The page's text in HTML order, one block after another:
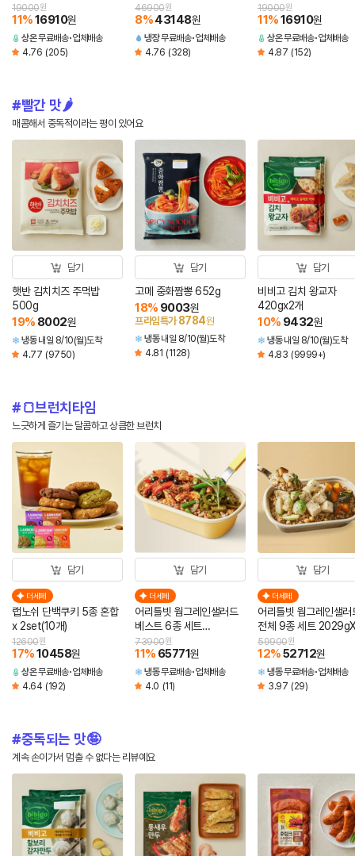
11%16910원
19000원
상온무료배송 업체배송
4.76 (205)
8%43148원
46900원
냉장무료배송 업체배송
4.76 (328)
11%16910원
19000원
상온무료배송 업체배송
4.87 (152)
빨간 맛🌶️
매콤해서 중독적이라는 평이 있어요
담기
19% 8002원
햇반 김치치즈 주먹밥
500g
냉동 내일 8/10(월)도착
4.77 (9750)
담기
18% 9003원
프라임특가 8784원
고메 중화짬뽕 652g
냉동 내일 8/10(월)도착
4.81 (1128)
담기
10% 9432원
비비고 김치 왕교자
420gx2개
냉동 내일 8/10(월)도착
4.83 (9999+)
🍞브런치타임
느긋하게 즐기는 달콤하고 상큼한 브런치
담기
더세페
랩노쉬 단백쿠키 5종 혼합
x 2set(10개)
17%10458원
12600원
상온무료배송 업체배송
4.64 (192)
담기
더세페
어리틀빗 웜그레인샐러드
베스트 6종 세트
1257gX2개 (총12개)
11% 65771원
73900원
냉동무료배송 업체배송
4.0 (11)
담기
더세페
어리틀빗 웜그레인샐러
전체 9종 세트
개 (총9개)
12%52712원
59900원
냉동무료배송 업체배송
3.97 (29)
중독되는 맛🤪
계속 손이가서 멈출 수 없다는 리뷰예요